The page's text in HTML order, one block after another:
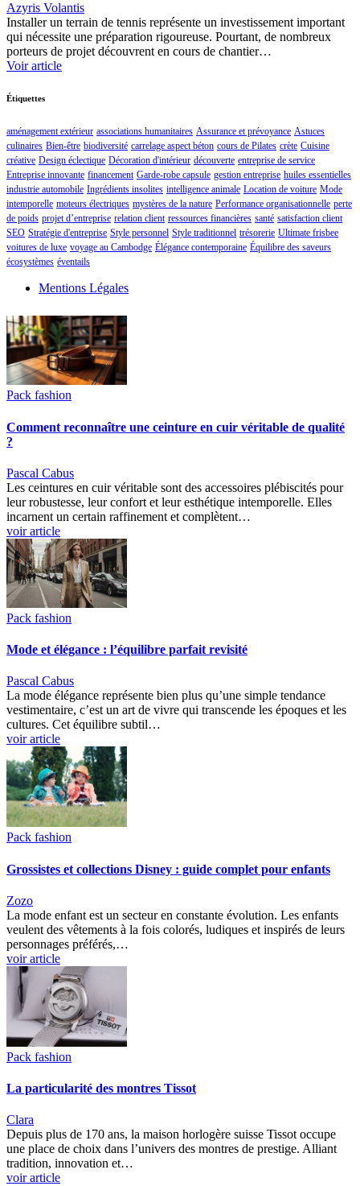
Azyris Volantis
Installer un terrain de tennis représente un investissement important
qui nécessite une préparation rigoureuse. Pourtant, de nombreux
porteurs de projet découvrent en cours de chantier…
Voir article
Étiquettes
aménagement extérieur associations humanitaires Assurance et prévoyance Astuces
culinaires Bien-être biodiversité carrelage aspect béton cours de Pilates crète Cuisine
créative Design éclectique Décoration d'intérieur découverte entreprise de service
Entreprise innovante financement Garde-robe capsule gestion entreprise huiles essentielles
industrie automobile Ingrédients insolites intelligence animale Location de voiture Mode
intemporelle moteurs électriques mystères de la nature Performance organisationnelle perte
de poids projet d’entreprise relation client ressources financières santé satisfaction client
SEO Stratégie d'entreprise Style personnel Style traditionnel trésorerie Ultimate frisbee
voitures de luxe voyage au Cambodge Élégance contemporaine Équilibre des saveurs
écosystèmes éventails
Mentions Légales
Pack fashion
Comment reconnaître une ceinture en cuir véritable de qualité
?
Pascal Cabus
Les ceintures en cuir véritable sont des accessoires plébiscités pour
leur robustesse, leur confort et leur esthétique intemporelle. Elles
incarnent un certain raffinement et complètent…
voir article
Pack fashion
Mode et élégance : l’équilibre parfait revisité
Pascal Cabus
La mode élégance représente bien plus qu’une simple tendance
vestimentaire, c’est un art de vivre qui transcende les époques et les
cultures. Cet équilibre subtil…
voir article
Pack fashion
Grossistes et collections Disney : guide complet pour enfants
Zozo
La mode enfant est un secteur en constante évolution. Les enfants
veulent des vêtements à la fois colorés, ludiques et inspirés de leurs
personnages préférés,…
voir article
Pack fashion
La particularité des montres Tissot
Clara
Depuis plus de 170 ans, la maison horlogère suisse Tissot occupe
une place de choix dans l’univers des montres de prestige. Alliant
tradition, innovation et…
voir article